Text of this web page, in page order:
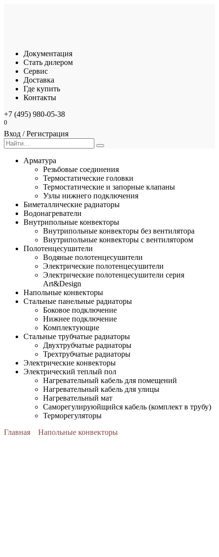
Документация
Стать дилером
Сервис
Доставка
Где купить
Контакты
+7 (495) 980-05-38
0
Вход / Регистрация
Search
for:
Арматура
Резьбовые соединения
Термостатические головки
Термостатические и запорные клапаны
Узлы нижнего подключения
Биметаллические радиаторы
Водонагреватели
Внутрипольные конвекторы
Внутрипольные конвекторы без вентилятора
Внутрипольные конвекторы с вентилятором
Полотенцесушители
Водяные полотенцесушители
Электрические полотенцесушители
Электрические полотенцесушители серия
Art&Design
Напольные конвекторы
Стальные панельные радиаторы
Боковое подключение
Нижнее подключение
Комплектующие
Стальные трубчатые радиаторы
Двухтрубчатые радиаторы
Трехтрубчатые радиаторы
Электрические конвекторы
Электрический теплый пол
Нагревательный кабель для помещений
Нагревательный кабель для улицы
Нагревательный мат
Cаморегулируюйщийся кабель (комплект в трубу)
Терморегуляторы
Главная
Напольные конвекторы